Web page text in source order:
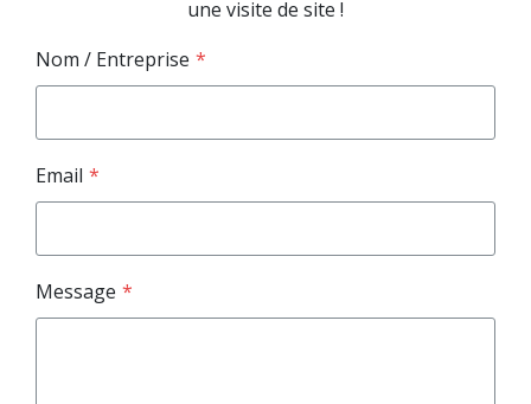
une visite de site !
Nom / Entreprise *
Email *
Message *